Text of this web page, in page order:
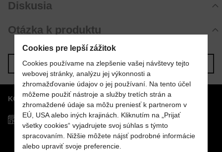
Zatiaľ bez hodnotenia. Buďte prvý!
Pridať recenziu
Diskusia
Zatiaľ nie sú žiadne komentáre! Buďte prvý!
Nový komentár
Otázka k produktu
Nová otázka k produktu
MENO
VÁŠ E-MAIL
VAŠA OTÁZKA K PRODUKTU
Predchádzajúci produkt Nasledujúci produkt
KONTAKTY
Predajňa MOSTPOOLS
Južná trieda 48
040 01 Košice
Cookies pre lepší zážitok
Cookies používame na zlepšenie vašej návštevy tejto
webovej stránky, analýzu jej výkonnosti a
zhromažďovanie údajov o jej používaní. Na tento účel
môžeme použiť nástroje a služby tretích strán a
zhromaždené údaje sa môžu preniesť k partnerom v
EÚ, USA alebo iných krajinách. Kliknutím na „Prijať
všetky cookies“ vyjadrujete svoj súhlas s týmto
spracovaním. Nižšie môžete nájsť podrobné informácie
alebo upraviť svoje preferencie.